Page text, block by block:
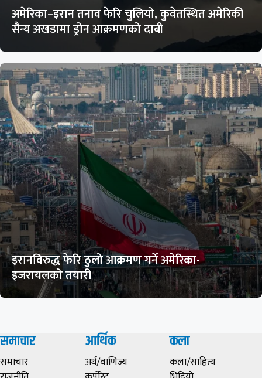
अमेरिका–इरान तनाव फेरि चुलियो, कुवेतस्थित अमेरिकी
सैन्य अखडामा ड्रोन आक्रमणको दाबी
इरानविरुद्ध फेरि ठुलो आक्रमण गर्ने अमेरिका-
इजरायलको तयारी
समाचार
समाचार
आर्थिक
अर्थ/वाणिज्य
कला
कला/साहित्य